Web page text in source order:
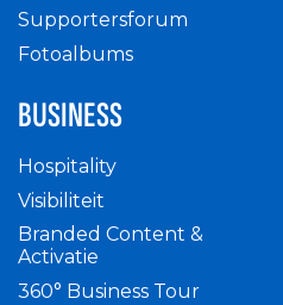
Supportersforum
Fotoalbums
BUSINESS
Hospitality
Visibiliteit
Branded Content &
Activatie
360° Business Tour